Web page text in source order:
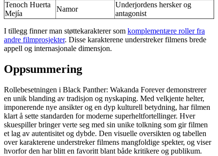
Tenoch Huerta
Mejía
Namor
Underjordens hersker og
antagonist
I tillegg finner man støttekarakterer som komplementære roller fra
andre filmprosjekter. Disse karakterene understreker filmens brede
appell og internasjonale dimensjon.
Oppsummering
Rollebesetningen i Black Panther: Wakanda Forever demonstrerer
en unik blanding av tradisjon og nyskaping. Med velkjente helter,
imponerende nye ansikter og en dyp kulturell betydning, har filmen
klart å sette standarden for moderne superheltfortellinger. Hver
skuespiller bringer verte seg med sin unike tolkning som gir filmen
et lag av autentisitet og dybde. Den visuelle oversikten og tabellen
over karakterene understreker filmens mangfoldige spekter, og viser
hvorfor den har blitt en favoritt blant både kritikere og publikum.